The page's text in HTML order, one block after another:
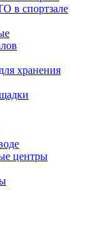
в спортзале
хранения
центры